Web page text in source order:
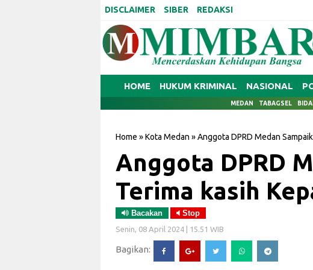
DISCLAIMER SIBER REDAKSI
HOME HUKUM KRIMINAL NASIONAL
MEDAN TABAGSEL
Home »Kota Medan »Anggota DPRD Medan
Anggota DPRD
Terima kasih
Bacakan Stop
Senin, 08 April 2024 | 15.51 WIB
Bagikan: